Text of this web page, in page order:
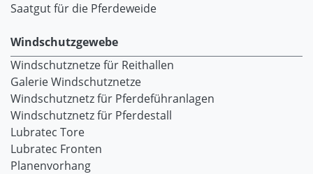
Saatgut für die Pferdeweide
Windschutzgewebe
Windschutznetze für Reithallen
Galerie Windschutznetze
Windschutznetz für Pferdeführanlagen
Windschutznetz für Pferdestall
Lubratec Tore
Lubratec Fronten
Planenvorhang